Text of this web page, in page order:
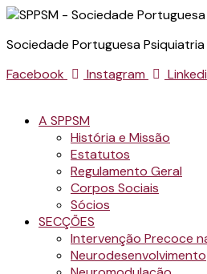
Sociedade Portuguesa
Facebook
Instagram
A SPPSM
História e Missão
Estatutos
Regulamento Geral
Corpos Sociais
Sócios
SECÇÕES
Intervenção Precoce
Neurodesenvolvimento